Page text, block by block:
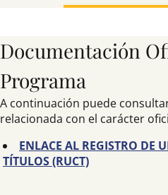
Documentación
Programa
A continuación puede
relacionada con el carácter
ENLACE AL REGISTRO DE
TÍTULOS (RUCT)